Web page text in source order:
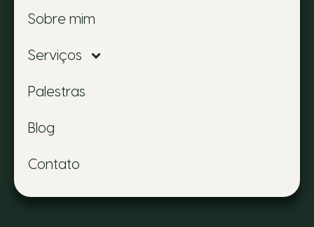
Sobre mim
Serviços
Palestras
Blog
Contato